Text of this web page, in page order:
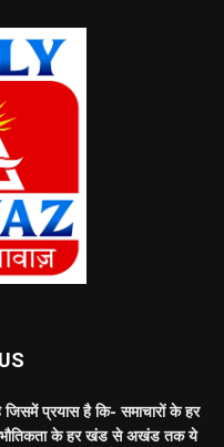
प्रयास है कि- समाचारों के हर
भौतिकता के हर खंड से अखंड तक ये